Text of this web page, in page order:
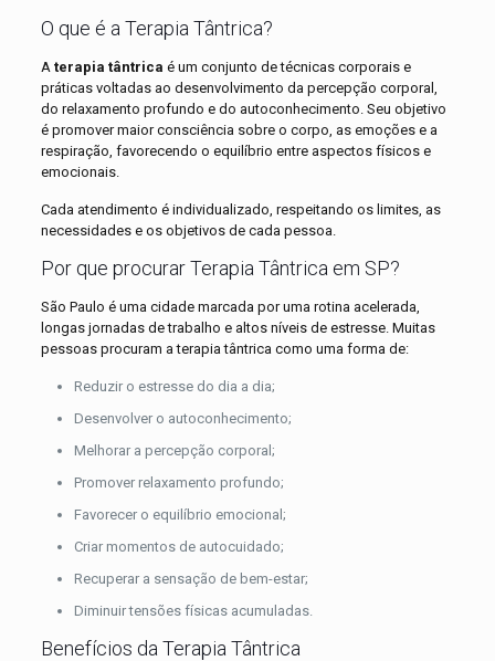
O que é a Terapia Tântrica?
A terapia tântrica é um conjunto de técnicas corporais e
práticas voltadas ao desenvolvimento da percepção corporal,
do relaxamento profundo e do autoconhecimento. Seu objetivo
é promover maior consciência sobre o corpo, as emoções e a
respiração, favorecendo o equilíbrio entre aspectos físicos e
emocionais.
Cada atendimento é individualizado, respeitando os limites, as
necessidades e os objetivos de cada pessoa.
Por que procurar Terapia Tântrica em SP?
São Paulo é uma cidade marcada por uma rotina acelerada,
longas jornadas de trabalho e altos níveis de estresse. Muitas
pessoas procuram a terapia tântrica como uma forma de:
Reduzir o estresse do dia a dia;
Desenvolver o autoconhecimento;
Melhorar a percepção corporal;
Promover relaxamento profundo;
Favorecer o equilíbrio emocional;
Criar momentos de autocuidado;
Recuperar a sensação de bem-estar;
Diminuir tensões físicas acumuladas.
Benefícios da Terapia Tântrica